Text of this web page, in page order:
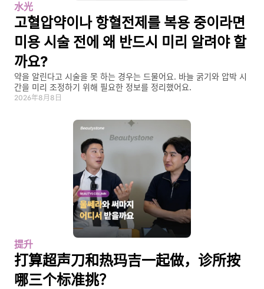
水光
고혈압약이나 항혈전제를 복용 중이라면
미용 시술 전에 왜 반드시 미리 알려야 할
까요?
약을 알린다고 시술을 못 하는 경우는 드물어요. 바늘 굵기와 압박 시
간을 미리 조정하기 위해 필요한 정보를 정리했어요.
2026年8月8日
提升
打算超声刀和热玛吉一起做，诊所按
哪三个标准挑？